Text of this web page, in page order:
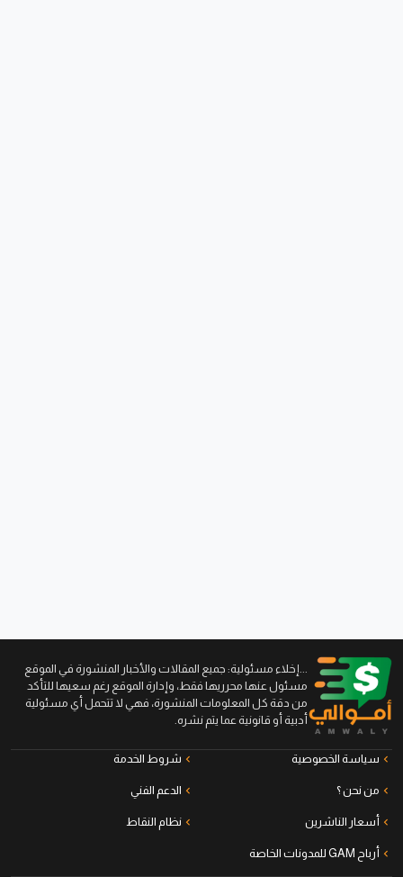
...إخلاء مسئولية: جميع المقالات والأخبار المنشورة في الموقع
مسئول عنها محرريها فقط، وإدارة الموقع رغم سعيها للتأكد
من دقة كل المعلومات المنشورة، فهي لا تتحمل أي مسئولية
أدبية أو قانونية عما يتم نشره.
سياسة الخصوصية شروط الخدمة
من نحن ؟ الدعم الفني
أسعار الناشرين نظام النقاط
أرباح GAM للمدونات الخاصة